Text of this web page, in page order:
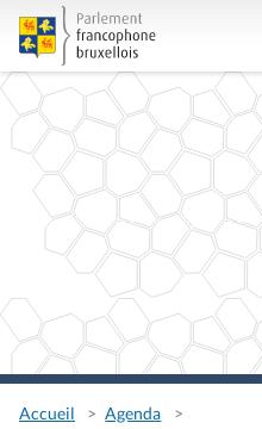
Accueil
Agenda